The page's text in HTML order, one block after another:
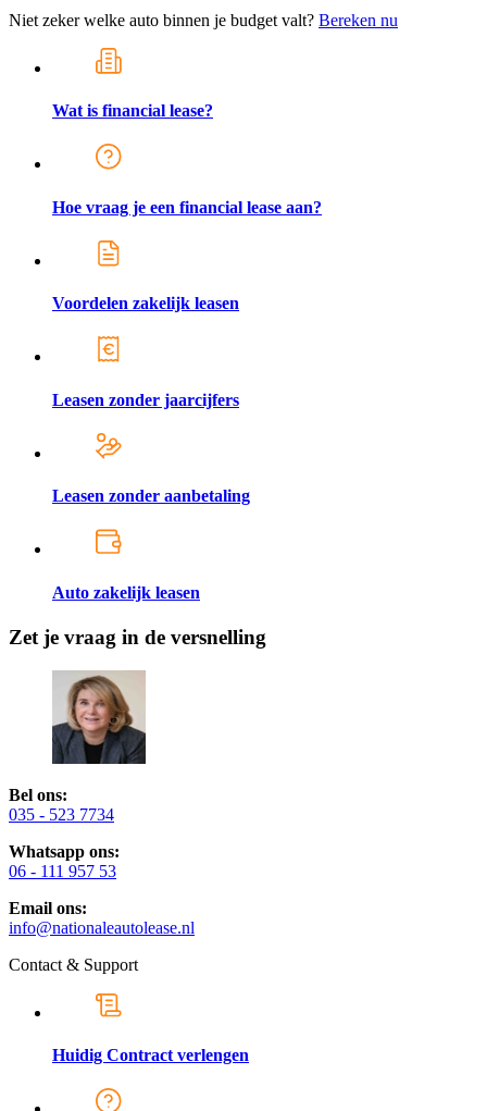
Niet zeker welke auto binnen je budget valt? Bereken nu
Wat is financial lease?
Hoe vraag je een financial lease aan?
Voordelen zakelijk leasen
Leasen zonder jaarcijfers
Leasen zonder aanbetaling
Auto zakelijk leasen
Zet je vraag in de versnelling
Bel ons:
035 - 523 7734
Whatsapp ons:
06 - 111 957 53
Email ons:
info@nationaleautolease.nl
Contact & Support
Huidig Contract verlengen